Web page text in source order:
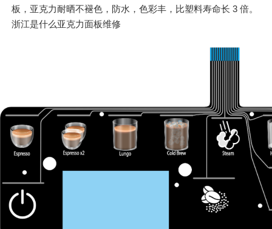
板，亚克力耐晒不褪色，防水，色彩丰，比塑料寿命长 3 倍。
浙江是什么亚克力面板维修